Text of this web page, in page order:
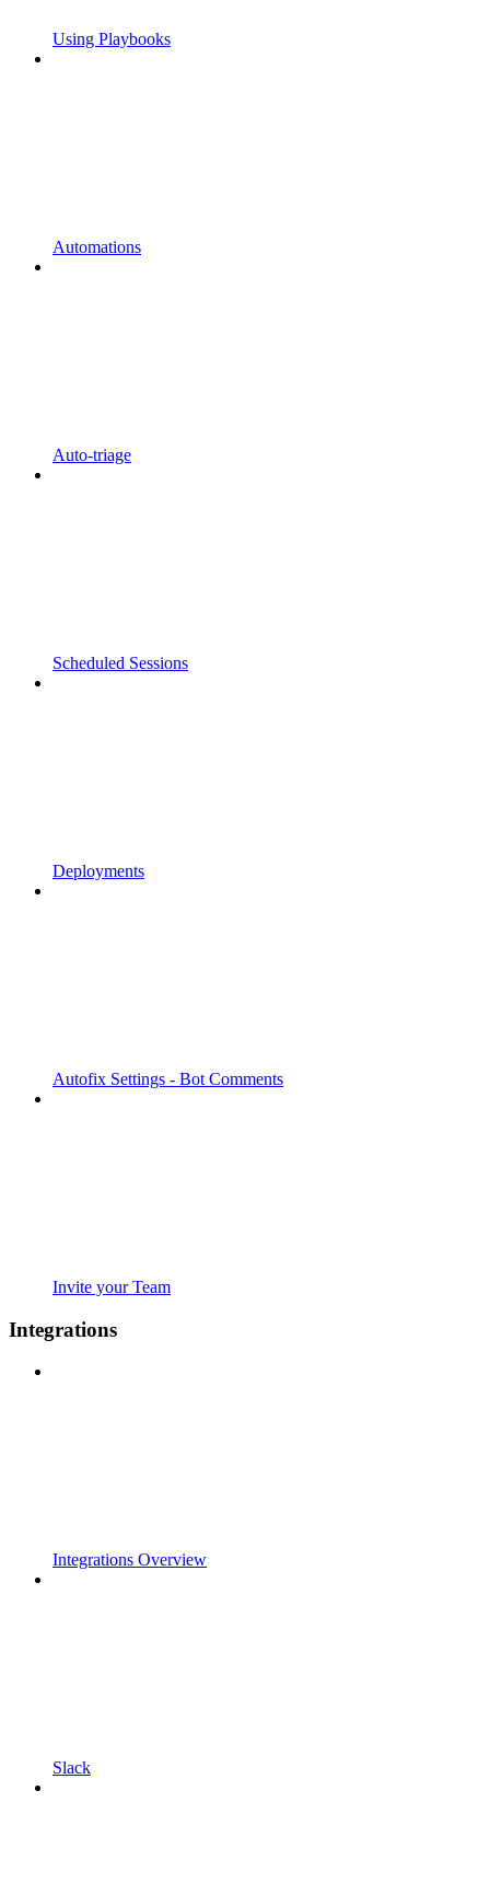
Using Playbooks
Automations
Auto-triage
Scheduled Sessions
Deployments
Autofix Settings - Bot Comments
Invite your Team
Integrations
Integrations Overview
Slack